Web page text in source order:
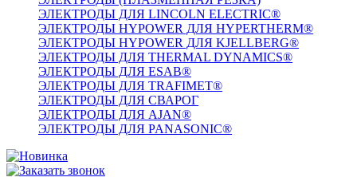
ЭЛЕКТРОДЫ ДЛЯ LINCOLN ELECTRIC®
ЭЛЕКТРОДЫ HYPOWER ДЛЯ HYPERTHERM®
ЭЛЕКТРОДЫ HYPOWER ДЛЯ KJELLBERG®
ЭЛЕКТРОДЫ ДЛЯ THERMAL DYNAMICS®
ЭЛЕКТРОДЫ ДЛЯ ESAB®
ЭЛЕКТРОДЫ ДЛЯ TRAFIMET®
ЭЛЕКТРОДЫ ДЛЯ СВАРОГ
ЭЛЕКТРОДЫ ДЛЯ AJAN®
ЭЛЕКТРОДЫ ДЛЯ PANASONIC®